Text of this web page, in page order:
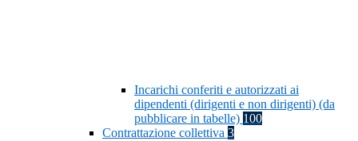
Incarichi conferiti e autorizzati ai
dipendenti (dirigenti e non dirigenti) (da
pubblicare in tabelle) 100
Contrattazione collettiva 3